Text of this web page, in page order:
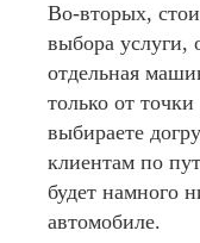
Во-вторых,
выбора услуги,
отдельная
только от
выбираете
клиентам по
будет намного
автомобиле.